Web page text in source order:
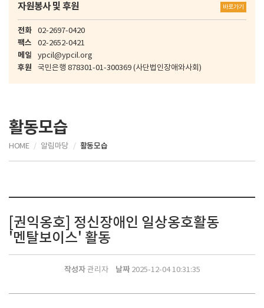
자원봉사 및 후원 바로가기
전화 02-2697-0420
팩스 02-2652-0421
메일 ypcil@ypcil.org
후원 국민은행 878301-01-300369 (사단법인장애와사회)
활동모습
HOME 알림마당 활동모습
[권익옹호] 정신장애인 일상옹호활동
'멘탈보이스' 활동
작성자관리자 날짜2025-12-04 10:31:35